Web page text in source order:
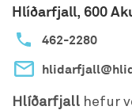
Hlíðarfjall, 600
462-2280
Hlíðarfjall hefur